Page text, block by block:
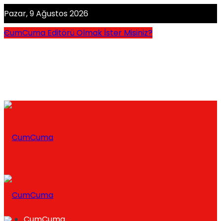
Pazar, 9 Ağustos 2026
CumCuma Editörü Olmak İster Misiniz?